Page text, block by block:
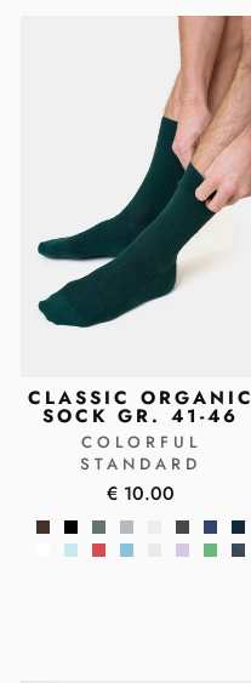
CLASSIC ORGANIC
SOCK GR. 41-46
COLORFUL
STANDARD
€ 10.00